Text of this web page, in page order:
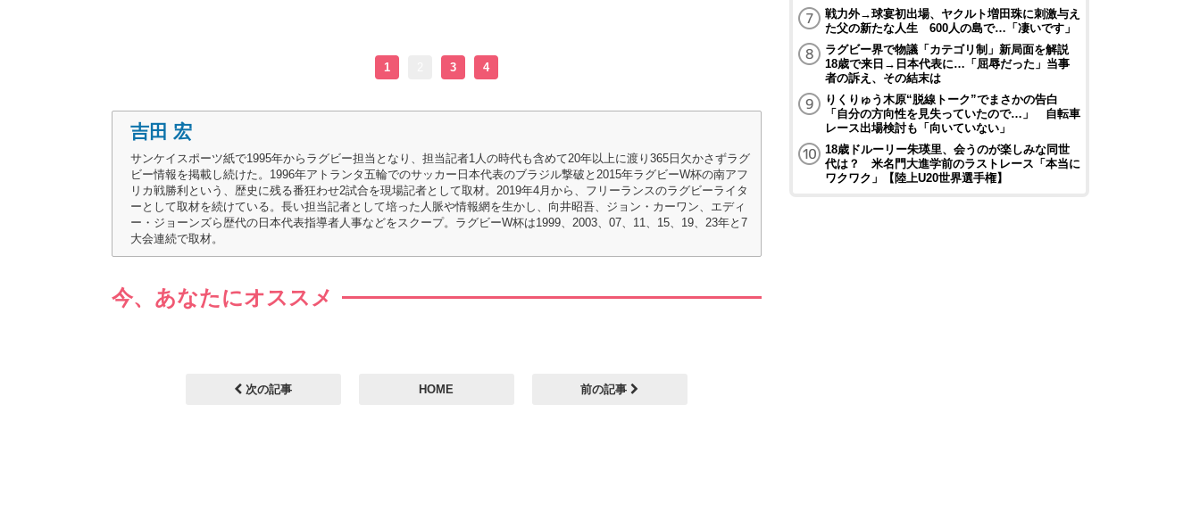
1 3 4
吉田 宏
サンケイスポーツ紙で1995年からラグビー担当となり、担当記者1人の時代も含めて20年以上に渡り365日欠かさずラグ
ビー情報を掲載し続けた。1996年アトランタ五輪でのサッカー日本代表のブラジル撃破と2015年ラグビーW杯の南アフ
リカ戦勝利という、歴史に残る番狂わせ2試合を現場記者として取材。2019年4月から、フリーランスのラグビーライタ
ーとして取材を続けている。長い担当記者として培った人脈や情報網を生かし、向井昭吾、ジョン・カーワン、エディ
ー・ジョーンズら歴代の日本代表指導者人事などをスクープ。ラグビーW杯は1999、2003、07、11、15、19、23年と7
大会連続で取材。
今、あなたにオススメ
次の記事 HOME 前の記事
戦力外→球宴初出場、ヤクルト増田珠に刺激与え
た父の新たな人生 600人の島で…「凄いです」
ラグビー界で物議「カテゴリ制」新局面を解説
18歳で来日→日本代表に…「屈辱だった」当事
者の訴え、その結末は
りくりゅう木原“脱線トーク”でまさかの告白
「自分の方向性を見失っていたので…」 自転車
レース出場検討も「向いていない」
18歳ドルーリー朱瑛里、会うのが楽しみな同世
代は？ 米名門大進学前のラストレース「本当に
ワクワク」【陸上U20世界選手権】